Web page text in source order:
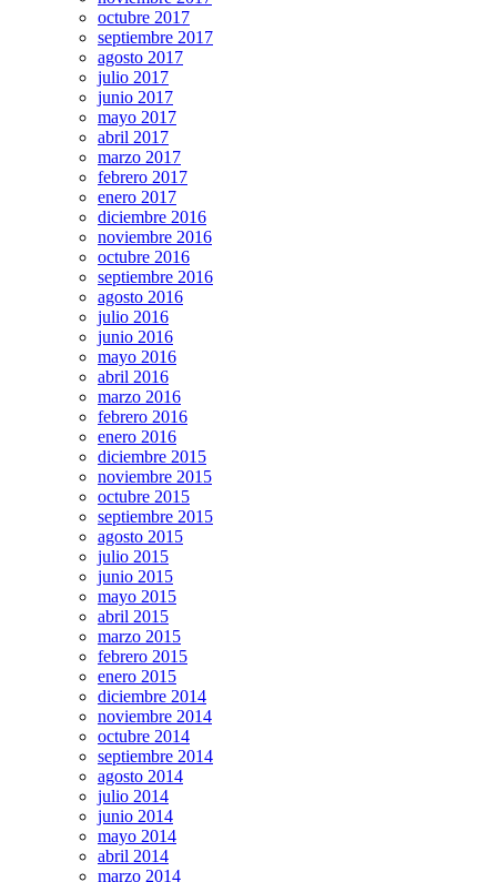
octubre 2017
septiembre 2017
agosto 2017
julio 2017
junio 2017
mayo 2017
abril 2017
marzo 2017
febrero 2017
enero 2017
diciembre 2016
noviembre 2016
octubre 2016
septiembre 2016
agosto 2016
julio 2016
junio 2016
mayo 2016
abril 2016
marzo 2016
febrero 2016
enero 2016
diciembre 2015
noviembre 2015
octubre 2015
septiembre 2015
agosto 2015
julio 2015
junio 2015
mayo 2015
abril 2015
marzo 2015
febrero 2015
enero 2015
diciembre 2014
noviembre 2014
octubre 2014
septiembre 2014
agosto 2014
julio 2014
junio 2014
mayo 2014
abril 2014
marzo 2014